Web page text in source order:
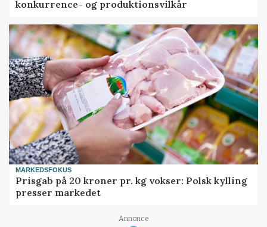
konkurrence- og produktionsvilkår
MARKEDSFOKUS
Prisgab på 20 kroner pr. kg vokser: Polsk kylling
presser markedet
Annonce